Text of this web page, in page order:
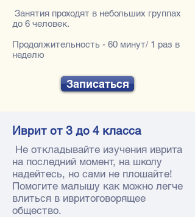
Занятия проходят в небольших группах
до 6 человек.
Продолжительность - 60 минут/ 1 раз в
неделю
Записаться
Иврит от 3 до 4 класса
Не откладывайте изучения иврита
на последний момент, на школу
надейтесь, но сами не плошайте!
Помогите малышу как можно легче
влиться в ивритоговорящее
общество.